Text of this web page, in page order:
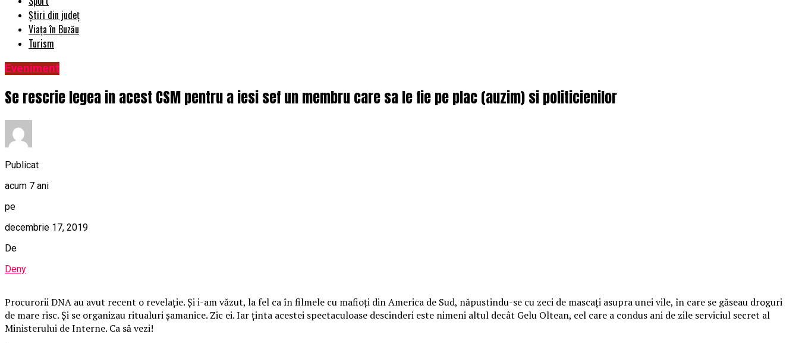
Știri din județ
Viața în Buzău
Turism
Eveniment
Se rescrie legea in acest CSM pentru a iesi sef un membru care sa le fie pe plac (auzim) si politicienilor
Publicat
acum 7 ani
pe
decembrie 17, 2019
De
Deny
Procurorii DNA au avut recent o revelație. Și i-am văzut, la fel ca în filmele cu mafioți din America de Sud, năpustindu-se cu zeci de mascați asupra unei vile, în care se găseau droguri
de mare risc. Și se organizau ritualuri șamanice. Zic ei. Iar ținta acestei spectaculoase descinderi este nimeni altul decât Gelu Oltean, cel care a condus ani de zile serviciul secret al
Ministerului de Interne. Ca să vezi!